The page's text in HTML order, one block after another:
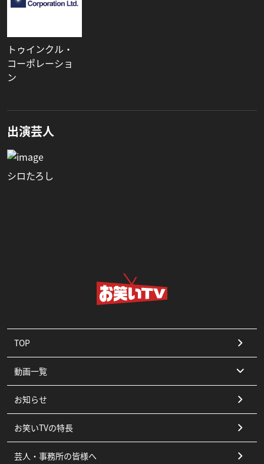
トゥインクル・
コーポレーショ
ン
出演芸人
シロたろし
TOP
動画一覧
コント
漫才
ピン
お知らせ
お笑いTVの特長
芸人・事務所の皆様へ